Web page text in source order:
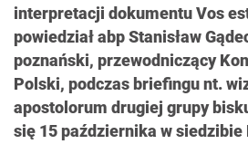
interpretacji dokumentu Vos
powiedział abp Stanisław
poznański, przewodniczący
Polski, podczas briefingu nt.
apostolorum drugiej grupy
się 15 października w siedzibie